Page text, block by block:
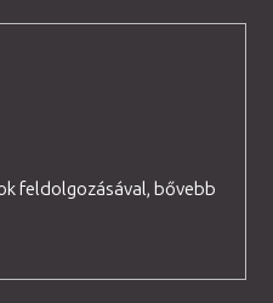
feldolgozásával, bővebb